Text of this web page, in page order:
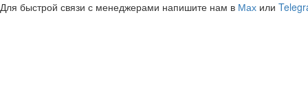
Для быстрой связи с менеджерами напишите нам в Мах или